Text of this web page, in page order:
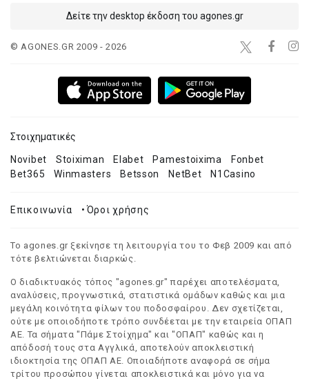
Δείτε την desktop έκδοση του agones.gr
© AGONES.GR 2009 - 2026
Στοιχηματικές
Novibet Stoiximan Elabet Pamestoixima
Fonbet
Bet365
Winmasters Betsson NetBet N1Casino
Επικοινωνία •Όροι χρήσης
Το agones.gr ξεκίνησε τη λειτουργία του το Φεβ 2009 και από
τότε βελτιώνεται διαρκώς.
Ο διαδικτυακός τόπος "agones.gr" παρέχει αποτελέσματα,
αναλύσεις, προγνωστικά, στατιστικά ομάδων καθώς και μια
μεγάλη κοινότητα φίλων του ποδοσφαίρου. Δεν σχετίζεται,
ούτε με οποιοδήποτε τρόπο συνδέεται με την εταιρεία ΟΠΑΠ
ΑΕ. Τα σήματα "Πάμε Στοίχημα" και "ΟΠΑΠ" καθώς και η
απόδοσή τους στα Αγγλικά, αποτελούν αποκλειστική
ιδιοκτησία της ΟΠΑΠ ΑΕ. Οποιαδήποτε αναφορά σε σήμα
τρίτου προσώπου γίνεται αποκλειστικά και μόνο για να